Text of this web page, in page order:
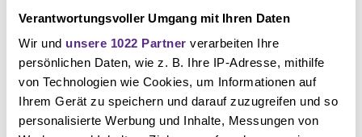
Verantwortungsvoller Umgang mit Ihren Daten
Wir und unsere 1022 Partner verarbeiten Ihre
persönlichen Daten, wie z. B. Ihre IP-Adresse, mithilfe
von Technologien wie Cookies, um Informationen auf
Ihrem Gerät zu speichern und darauf zuzugreifen und so
personalisierte Werbung und Inhalte, Messungen von
Die Fragen, Anmerkungen und Kritikpunkte waren vielschichtig. Von der
Kaderplanung, der Fassungslosigkeit über bisherige sportliche Auftritte,
den fehlenden Fokus auf die akute Situation oder den teils nicht
erkennbaren Willen der Mannschaft. Die VfL-Verantwortlichen stellten sich